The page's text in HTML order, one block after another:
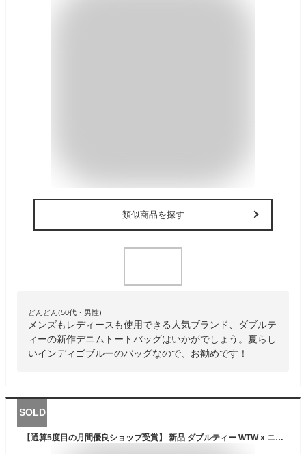
類似商品を探す
どんどん(50代・男性)
メンズもレディースも使用できる人気ブランド、ダブルテ
ィーの新作デニムトートバッグはいかがでしょう。夏らし
いインディゴブルーのバッグなので、お勧めです！
SOLD
【通算5度目の月間優良ショップ受賞】 新品 ダブルティー WTW x ニューエラ NEW ERA CASUAL CLASSIC キャップ WHITE ホワイト 白 メンズ レディース